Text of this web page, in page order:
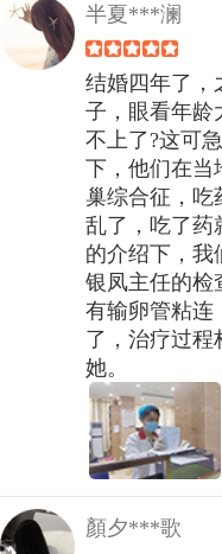
半夏***澜
结婚四年了，
子，眼看年龄
不上了?这可
下，他们在当
巢综合征，吃
乱了，吃了药
的介绍下，我
银凤主任的检
有输卵管粘连
了，治疗过程
她。
顏夕***歌